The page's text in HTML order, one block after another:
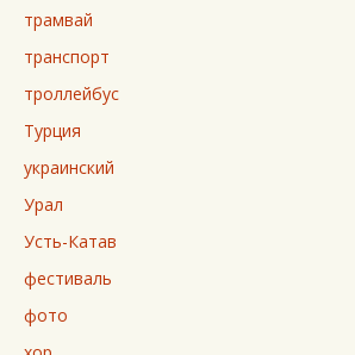
трамвай
транспорт
троллейбус
Турция
украинский
Урал
Усть-Катав
фестиваль
фото